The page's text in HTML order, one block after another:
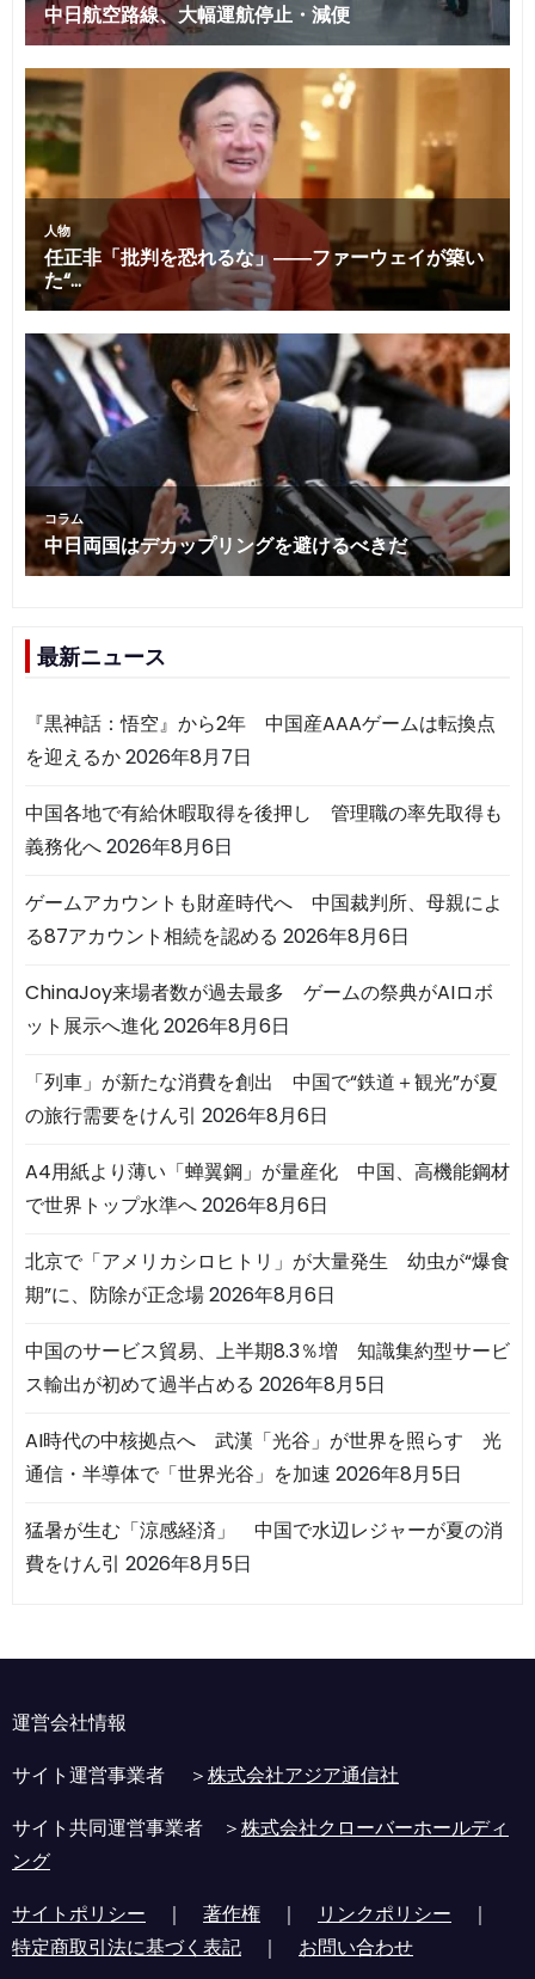
最新ニュース
『黒神話：悟空』から2年 中国産AAAゲームは転換点
を迎えるか2026年8月7日
中国各地で有給休暇取得を後押し 管理職の率先取得も
義務化へ2026年8月6日
ゲームアカウントも財産時代へ 中国裁判所、母親によ
る87アカウント相続を認める 2026年8月6日
ChinaJoy来場者数が過去最多 ゲームの祭典がAIロボ
ット展示へ進化2026年8月6日
「列車」が新たな消費を創出 中国で“鉄道＋観光”が夏
の旅行需要をけん引 2026年8月6日
A4用紙より薄い「蝉翼鋼」が量産化 中国、高機能鋼材
で世界トップ水準へ2026年8月6日
北京で「アメリカシロヒトリ」が大量発生 幼虫が“爆食
期”に、防除が正念場2026年8月6日
中国のサービス貿易、上半期8.3％増 知識集約型サービ
ス輸出が初めて過半占める 2026年8月5日
AI時代の中核拠点へ 武漢「光谷」が世界を照らす 光
通信・半導体で「世界光谷」を加速 2026年8月5日
猛暑が生む「涼感経済」 中国で水辺レジャーが夏の消
費をけん引 2026年8月5日
運営会社情報
サイト運営事業者 ＞株式会社アジア通信社
サイト共同運営事業者 ＞株式会社クローバーホールディ
ング
サイトポリシー ｜ 著作権 ｜ リンクポリシー ｜
特定商取引法に基づく表記 ｜ お問い合わせ